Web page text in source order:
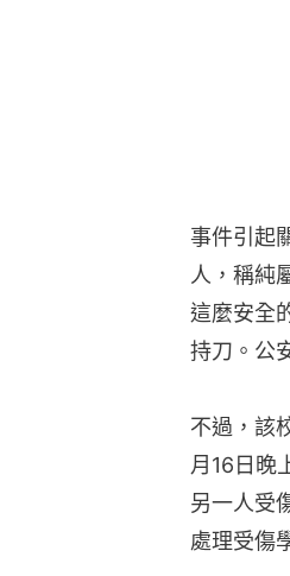
處理受傷
（綜合）
殘忍！狠
人妻遭